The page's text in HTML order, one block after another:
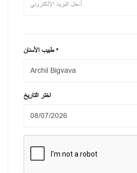
طبيب الأسنان*
اختر التاريخ